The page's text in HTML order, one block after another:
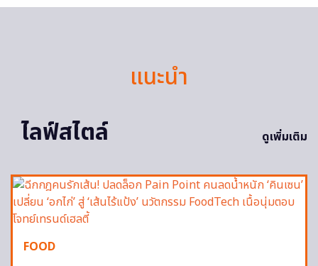
แนะนำ
ไลฟ์สไตล์
ดูเพิ่มเติม
FOOD